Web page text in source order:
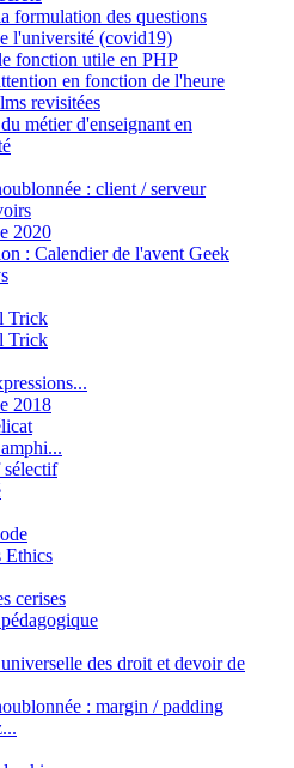
formulation des questions
l'université (covid19)
fonction utile en PHP
en fonction de l'heure
revisitées
métier d'enseignant en
: client / serveur
2020
: Calendier de l'avent Geek
Trick
Trick
2018
Ethics
cerises
des droit et devoir de
: margin / padding